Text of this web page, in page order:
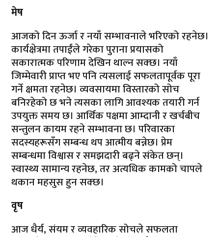
मेष
आजको दिन ऊर्जा र नयाँ सम्भावनाले भरिएको रहनेछ।
कार्यक्षेत्रमा तपाईंले गरेका पुराना प्रयासको
सकारात्मक परिणाम देखिन थाल्न सक्छ। नयाँ
जिम्मेवारी प्राप्त भए पनि त्यसलाई सफलतापूर्वक पूरा
गर्ने क्षमता रहनेछ। व्यवसायमा विस्तारको सोच
बनिरहेको छ भने त्यसका लागि आवश्यक तयारी गर्न
उपयुक्त समय छ। आर्थिक पक्षमा आम्दानी र खर्चबीच
सन्तुलन कायम रहने सम्भावना छ। परिवारका
सदस्यहरूसँग सम्बन्ध थप आत्मीय बन्नेछ। प्रेम
सम्बन्धमा विश्वास र समझदारी बढ्ने संकेत छन्।
स्वास्थ्य सामान्य रहनेछ, तर अत्यधिक कामको चापले
थकान महसुस हुन सक्छ।
वृष
आज धैर्य, संयम र व्यवहारिक सोचले सफलता